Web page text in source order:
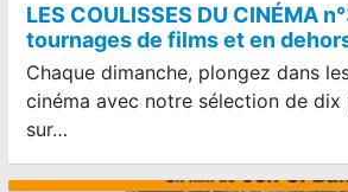
LES COULISSES DU CINÉMA
tournages de films et en
Chaque dimanche, plongez dans
cinéma avec notre sélection de
sur…